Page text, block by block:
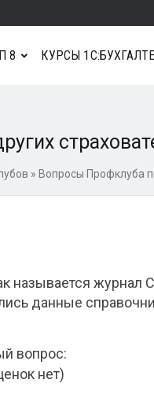
8 КУРСЫ
» Вопросы Профклуба
называется журнал
данные
вопрос:
нет)